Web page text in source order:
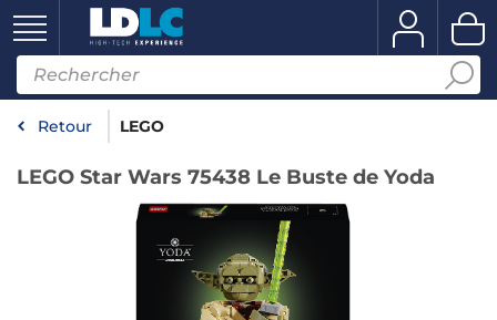
Retour LEGO
LEGO Star Wars 75438 Le Buste de Yoda